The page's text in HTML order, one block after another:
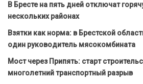
В Бресте на пять дней отключат
нескольких районах
Взятки как норма: в Брестской
один руководитель мясокомбината
Мост через Припять: старт
многолетний транспортный разрыв